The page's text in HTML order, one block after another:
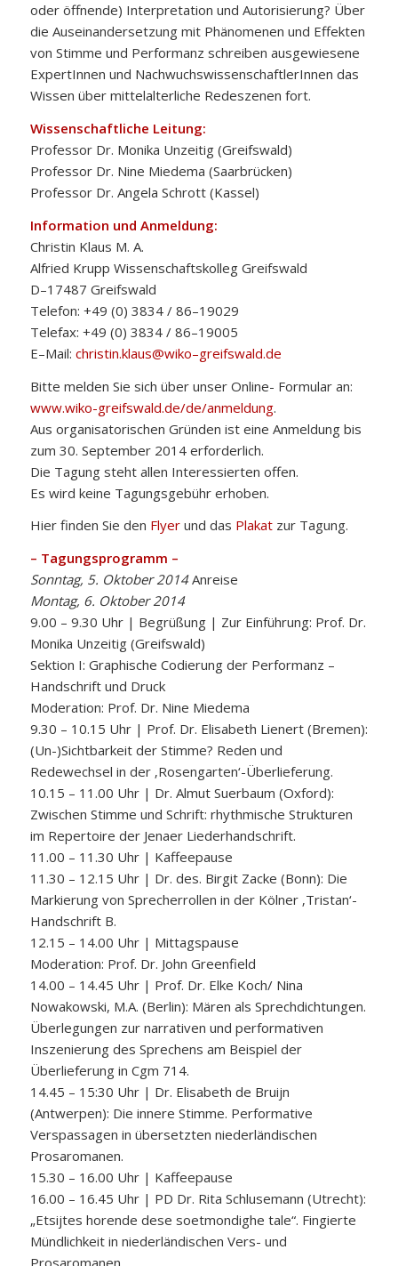
oder öffnende) Interpretation und Autorisierung? Über
die Auseinandersetzung mit Phänomenen und Effekten
von Stimme und Performanz schreiben ausgewiesene
ExpertInnen und NachwuchswissenschaftlerInnen das
Wissen über mittelalterliche Redeszenen fort.
Wissenschaftliche Leitung:
Professor Dr. Monika Unzeitig (Greifswald)
Professor Dr. Nine Miedema (Saarbrücken)
Professor Dr. Angela Schrott (Kassel)
Information und Anmeldung:
Christin Klaus M. A.
Alfried Krupp Wissenschaftskolleg Greifswald
D–17487 Greifswald
Telefon: +49 (0) 3834 / 86–19029
Telefax: +49 (0) 3834 / 86–19005
E–Mail: christin.klaus@wiko–greifswald.de
Bitte melden Sie sich über unser Online- Formular an:
www.wiko-greifswald.de/de/anmeldung.
Aus organisatorischen Gründen ist eine Anmeldung bis
zum 30. September 2014 erforderlich.
Die Tagung steht allen Interessierten offen.
Es wird keine Tagungsgebühr erhoben.
Hier finden Sie den Flyerund das Plakatzur Tagung.
– Tagungsprogramm –
Sonntag, 5. Oktober 2014Anreise
Montag, 6. Oktober 2014
9.00 – 9.30 Uhr | Begrüßung | Zur Einführung: Prof. Dr.
Monika Unzeitig (Greifswald)
Sektion I: Graphische Codierung der Performanz –
Handschrift und Druck
Moderation: Prof. Dr. Nine Miedema
9.30 – 10.15 Uhr | Prof. Dr. Elisabeth Lienert (Bremen):
(Un-)Sichtbarkeit der Stimme? Reden und
Redewechsel in der ‚Rosengarten‘-Überlieferung.
10.15 – 11.00 Uhr | Dr. Almut Suerbaum (Oxford):
Zwischen Stimme und Schrift: rhythmische Strukturen
im Repertoire der Jenaer Liederhandschrift.
11.00 – 11.30 Uhr | Kaffeepause
11.30 – 12.15 Uhr | Dr. des. Birgit Zacke (Bonn): Die
Markierung von Sprecherrollen in der Kölner ‚Tristan‘-
Handschrift B.
12.15 – 14.00 Uhr | Mittagspause
Moderation: Prof. Dr. John Greenfield
14.00 – 14.45 Uhr | Prof. Dr. Elke Koch/ Nina
Nowakowski, M.A. (Berlin): Mären als Sprechdichtungen.
Überlegungen zur narrativen und performativen
Inszenierung des Sprechens am Beispiel der
Überlieferung in Cgm 714.
14.45 – 15:30 Uhr | Dr. Elisabeth de Bruijn
(Antwerpen): Die innere Stimme. Performative
Verspassagen in übersetzten niederländischen
Prosaromanen.
15.30 – 16.00 Uhr | Kaffeepause
16.00 – 16.45 Uhr | PD Dr. Rita Schlusemann (Utrecht):
„Etsijtes horende dese soetmondighe tale“. Fingierte
Mündlichkeit in niederländischen Vers- und
Prosaromanen.